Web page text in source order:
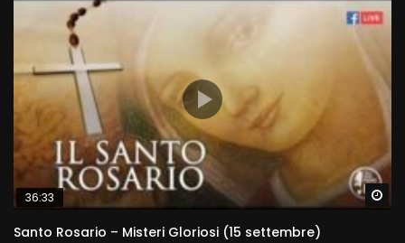
36:33
Santo Rosario – Misteri Gloriosi (15 settembre)